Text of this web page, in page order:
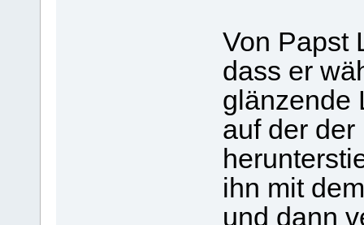
Von Papst
dass er
glänzende
auf der
ihn mit
und dann